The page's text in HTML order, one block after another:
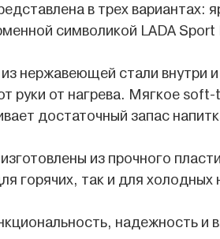
в трех
символикой LADA
нержавеющей стали
руки от нагрева. Мягкое
достаточный запас
из прочного
горячих, так и для
надежность